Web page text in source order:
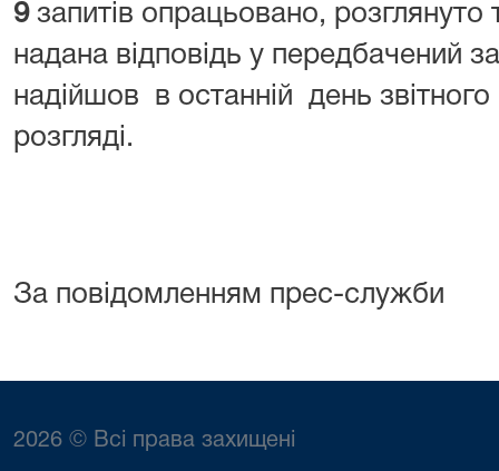
9запитів опрацьовано, розглянуто
надана відповідь у передбачений
надійшов в останній день
розгляді.
За повідомленням прес-служби
2026 © Всі права захищені